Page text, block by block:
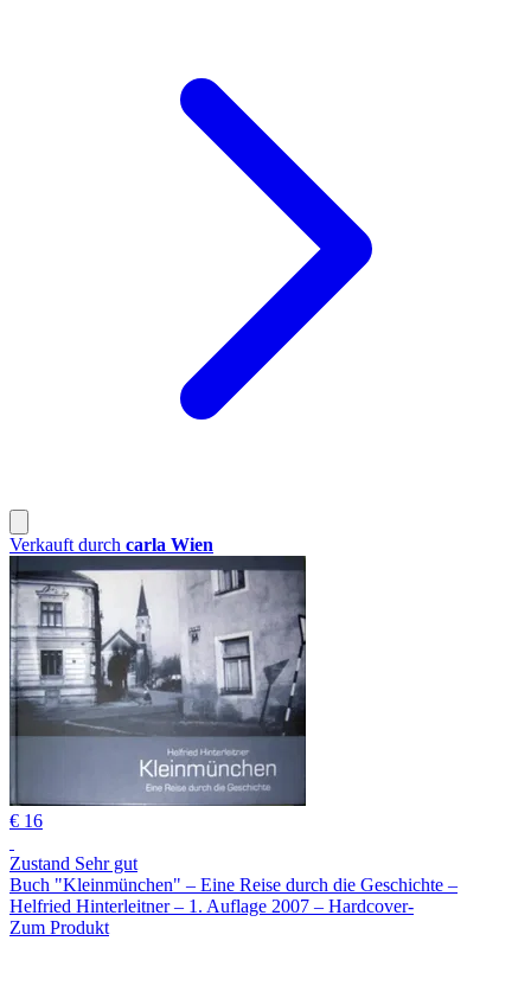
Verkauft durch carla Wien
€ 16
Zustand Sehr gut
Buch "Kleinmünchen" – Eine Reise durch die Geschichte –
Helfried Hinterleitner – 1. Auflage 2007 – Hardcover-
Zum Produkt